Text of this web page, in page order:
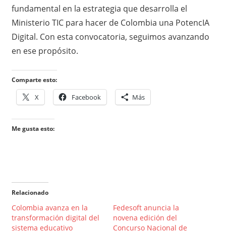
fundamental en la estrategia que desarrolla el
Ministerio TIC para hacer de Colombia una PotencIA
Digital. Con esta convocatoria, seguimos avanzando
en ese propósito.
Comparte esto:
X Facebook Más
Me gusta esto:
Relacionado
Colombia avanza en la
transformación digital del
sistema educativo
Fedesoft anuncia la
novena edición del
Concurso Nacional de